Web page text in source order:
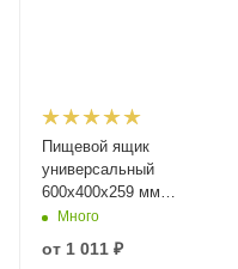
Пищевой ящик
универсальный
600х400х259 мм
прозрачный с
стенками и сплошным дном
Много
от 1 011 ₽